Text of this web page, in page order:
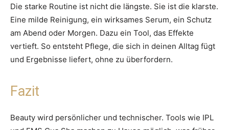
Die starke Routine ist nicht die längste. Sie ist die klarste.
Eine milde Reinigung, ein wirksames Serum, ein Schutz
am Abend oder Morgen. Dazu ein Tool, das Effekte
vertieft. So entsteht Pflege, die sich in deinen Alltag fügt
und Ergebnisse liefert, ohne zu überfordern.
Fazit
Beauty wird persönlicher und technischer. Tools wie IPL